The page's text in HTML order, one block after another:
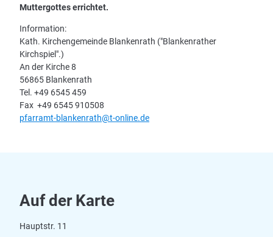
Muttergottes errichtet.
Information:
Kath. Kirchengemeinde Blankenrath ("Blankenrather
Kirchspiel".)
An der Kirche 8
56865 Blankenrath
Tel. +49 6545 459
Fax +49 6545 910508
pfarramt-blankenrath@t-online.de
Auf der Karte
Hauptstr. 11